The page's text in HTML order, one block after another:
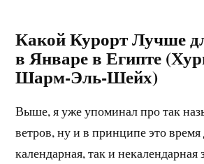
Какой Курорт Лучше
в Январе в Египте
Шарм-Эль-Шейх)
Выше, я уже упоминал про так
ветров, ну и в принципе это время
календарная, так и некалендарная